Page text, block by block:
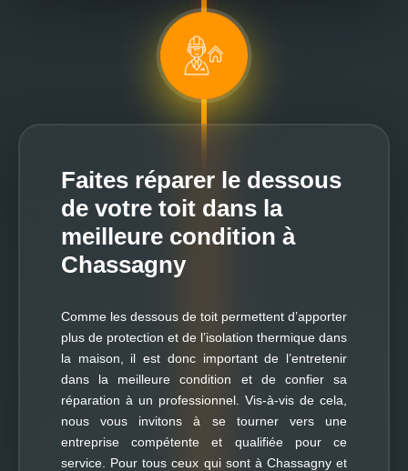
Faites réparer le dessous
de votre toit dans la
meilleure condition à
Chassagny
Comme les dessous de toit permettent d’apporter
plus de protection et de l’isolation thermique dans
la maison, il est donc important de l’entretenir
dans la meilleure condition et de confier sa
réparation à un professionnel. Vis-à-vis de cela,
nous vous invitons à se tourner vers une
entreprise compétente et qualifiée pour ce
service. Pour tous ceux qui sont à Chassagny et